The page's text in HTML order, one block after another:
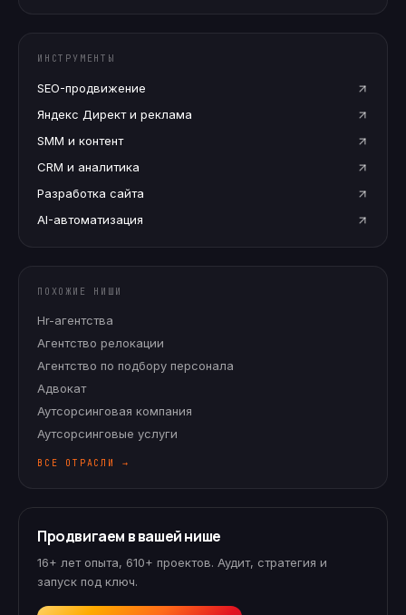
ИНСТРУМЕНТЫ
SEO-продвижение
Яндекс Директ и реклама
SMM и контент
CRM и аналитика
Разработка сайта
AI-автоматизация
ПОХОЖИЕ НИШИ
Hr-агентства
Агентство релокации
Агентство по подбору персонала
Адвокат
Аутсорсинговая компания
Аутсорсинговые услуги
ВСЕ ОТРАСЛИ →
Продвигаем в вашей нише
16+ лет опыта, 610+ проектов. Аудит, стратегия и
запуск под ключ.